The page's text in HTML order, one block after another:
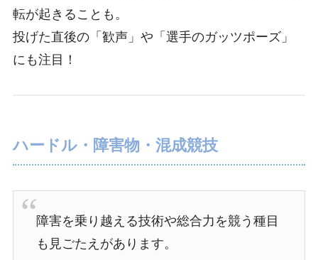
転が起きることも。
投げた直後の「歓声」や「選手のガッツポーズ」
にも注目！
ハードル・障害物・混成競技
障害を乗り越える技術や総合力を競う種目
も見ごたえがあります。